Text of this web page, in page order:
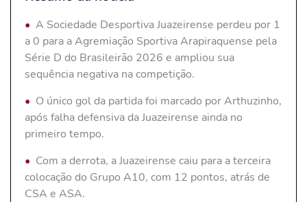
A Sociedade Desportiva Juazeirense perdeu por 1
a 0 para a Agremiação Sportiva Arapiraquense pela
Série D do Brasileirão 2026 e ampliou sua
sequência negativa na competição.
O único gol da partida foi marcado por Arthuzinho,
após falha defensiva da Juazeirense ainda no
primeiro tempo.
Com a derrota, a Juazeirense caiu para a terceira
colocação do Grupo A10, com 12 pontos, atrás de
CSA e ASA.